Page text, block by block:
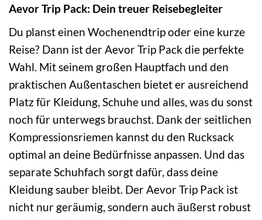
Aevor Trip Pack: Dein treuer Reisebegleiter
Du planst einen Wochenendtrip oder eine kurze
Reise? Dann ist der Aevor Trip Pack die perfekte
Wahl. Mit seinem großen Hauptfach und den
praktischen Außentaschen bietet er ausreichend
Platz für Kleidung, Schuhe und alles, was du sonst
noch für unterwegs brauchst. Dank der seitlichen
Kompressionsriemen kannst du den Rucksack
optimal an deine Bedürfnisse anpassen. Und das
separate Schuhfach sorgt dafür, dass deine
Kleidung sauber bleibt. Der Aevor Trip Pack ist
nicht nur geräumig, sondern auch äußerst robust